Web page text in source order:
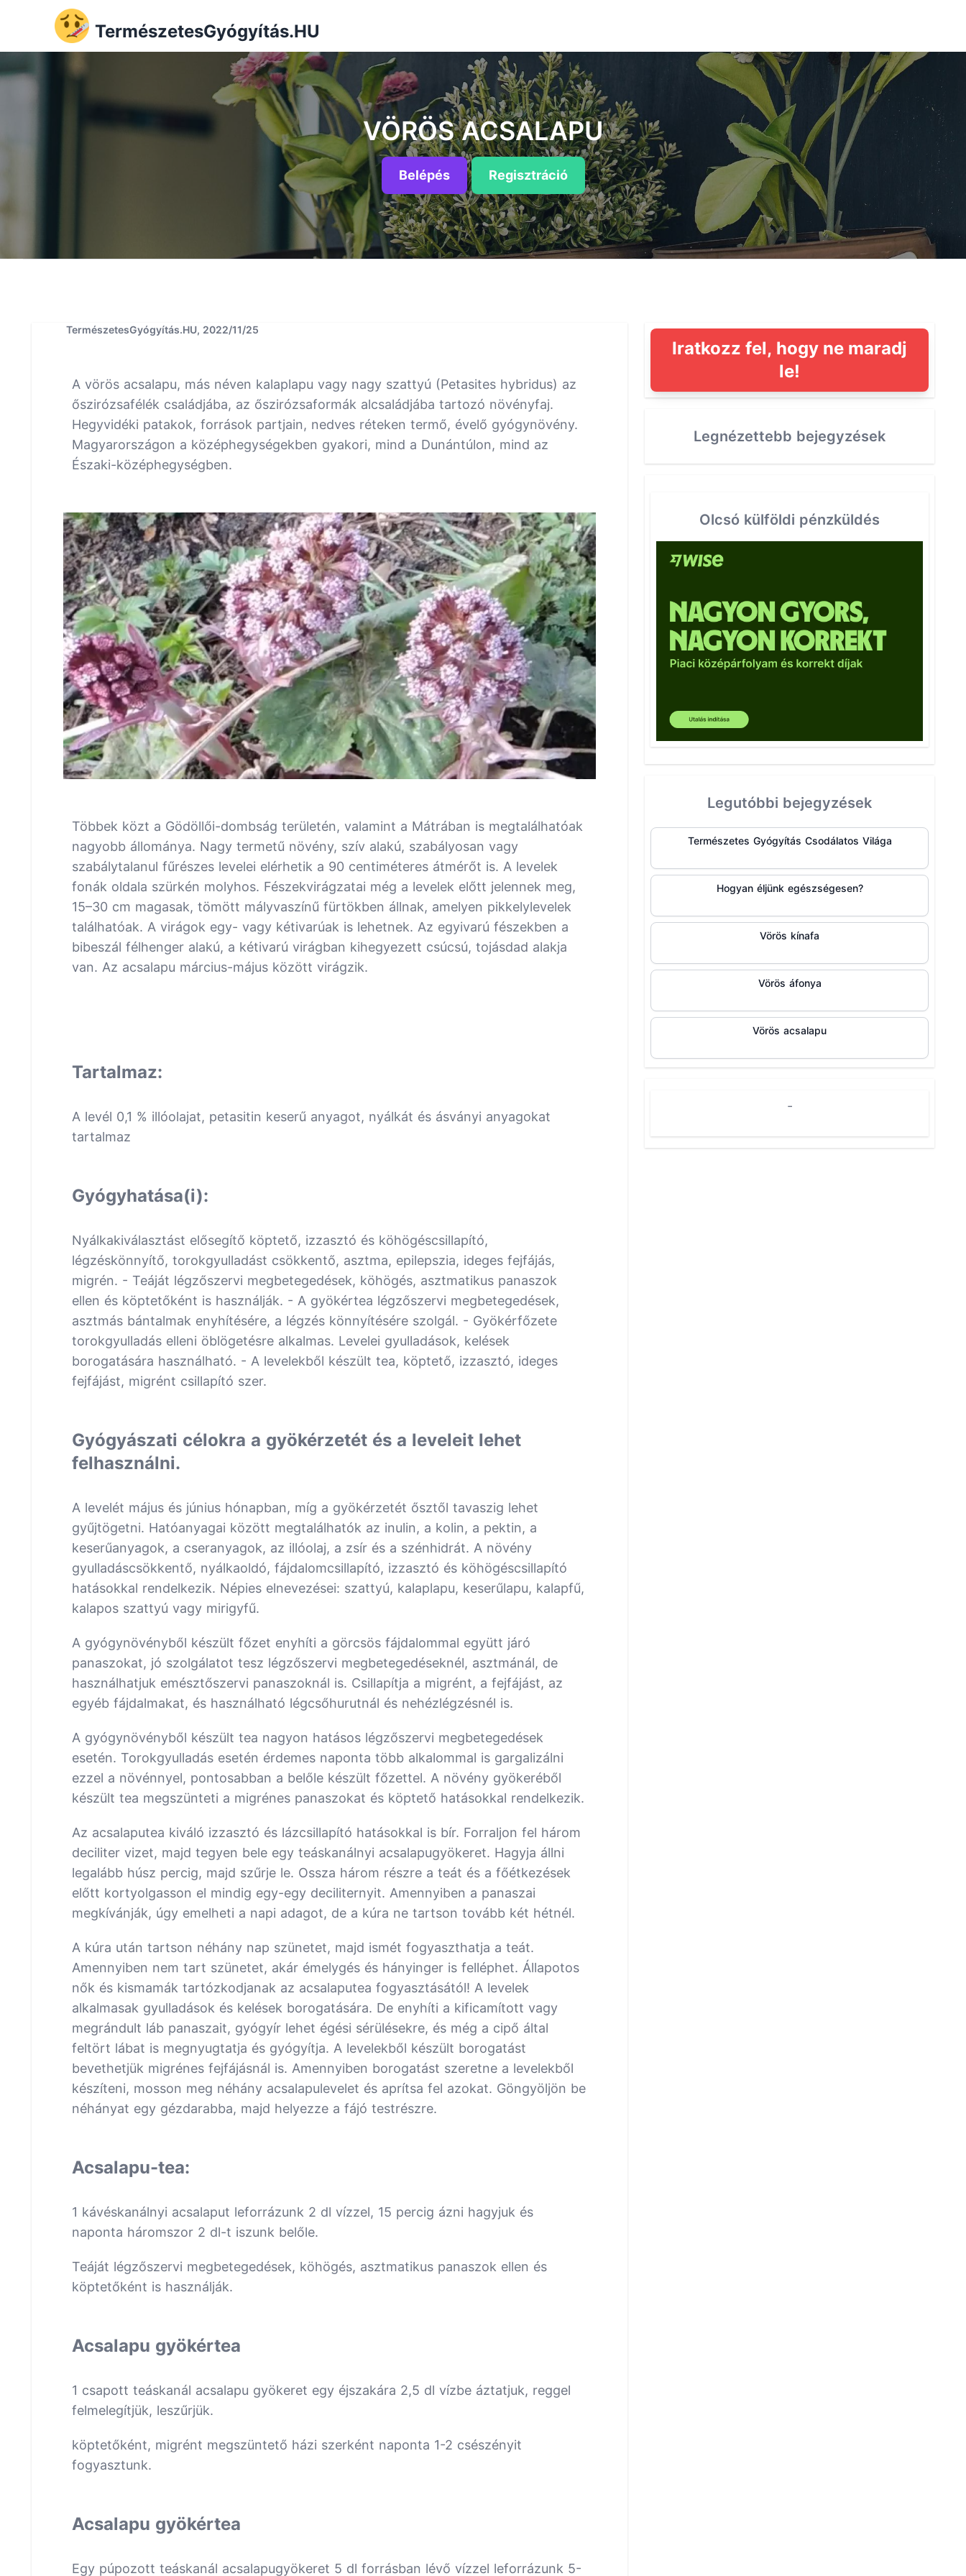
TermészetesGyógyítás.HU
VÖRÖS ACSALAPU
Belépés Regisztráció
TermészetesGyógyítás.HU, 2022/11/25
A vörös acsalapu, más néven kalaplapu vagy nagy szattyú (Petasites hybridus) az
őszirózsafélék családjába, az őszirózsaformák alcsaládjába tartozó növényfaj.
Hegyvidéki patakok, források partjain, nedves réteken termő, évelő gyógynövény.
Magyarországon a középhegységekben gyakori, mind a Dunántúlon, mind az
Északi-középhegységben.
Többek közt a Gödöllői-dombság területén, valamint a Mátrában is megtalálhatóak
nagyobb állománya. Nagy termetű növény, szív alakú, szabályosan vagy
szabálytalanul fűrészes levelei elérhetik a 90 centiméteres átmérőt is. A levelek
fonák oldala szürkén molyhos. Fészekvirágzatai még a levelek előtt jelennek meg,
15–30 cm magasak, tömött mályvaszínű fürtökben állnak, amelyen pikkelylevelek
találhatóak. A virágok egy- vagy kétivarúak is lehetnek. Az egyivarú fészekben a
bibeszál félhenger alakú, a kétivarú virágban kihegyezett csúcsú, tojásdad alakja
van. Az acsalapu március-május között virágzik.
Tartalmaz:
A levél 0,1 % illóolajat, petasitin keserű anyagot, nyálkát és ásványi anyagokat
tartalmaz
Gyógyhatása(i):
Nyálkakiválasztást elősegítő köptető, izzasztó és köhögéscsillapító,
légzéskönnyítő, torokgyulladást csökkentő, asztma, epilepszia, ideges fejfájás,
migrén. - Teáját légzőszervi megbetegedések, köhögés, asztmatikus panaszok
ellen és köptetőként is használják. - A gyökértea légzőszervi megbetegedések,
asztmás bántalmak enyhítésére, a légzés könnyítésére szolgál. - Gyökérfőzete
torokgyulladás elleni öblögetésre alkalmas. Levelei gyulladások, kelések
borogatására használható. - A levelekből készült tea, köptető, izzasztó, ideges
fejfájást, migrént csillapító szer.
Gyógyászati célokra a gyökérzetét és a leveleit lehet
felhasználni.
A levelét május és június hónapban, míg a gyökérzetét ősztől tavaszig lehet
gyűjtögetni. Hatóanyagai között megtalálhatók az inulin, a kolin, a pektin, a
keserűanyagok, a cseranyagok, az illóolaj, a zsír és a szénhidrát. A növény
gyulladáscsökkentő, nyálkaoldó, fájdalomcsillapító, izzasztó és köhögéscsillapító
hatásokkal rendelkezik. Népies elnevezései: szattyú, kalaplapu, keserűlapu, kalapfű,
kalapos szattyú vagy mirigyfű.
A gyógynövényből készült főzet enyhíti a görcsös fájdalommal együtt járó
panaszokat, jó szolgálatot tesz légzőszervi megbetegedéseknél, asztmánál, de
használhatjuk emésztőszervi panaszoknál is. Csillapítja a migrént, a fejfájást, az
egyéb fájdalmakat, és használható légcsőhurutnál és nehézlégzésnél is.
A gyógynövényből készült tea nagyon hatásos légzőszervi megbetegedések
esetén. Torokgyulladás esetén érdemes naponta több alkalommal is gargalizálni
ezzel a növénnyel, pontosabban a belőle készült főzettel. A növény gyökeréből
készült tea megszünteti a migrénes panaszokat és köptető hatásokkal rendelkezik.
Az acsalaputea kiváló izzasztó és lázcsillapító hatásokkal is bír. Forraljon fel három
deciliter vizet, majd tegyen bele egy teáskanálnyi acsalapugyökeret. Hagyja állni
legalább húsz percig, majd szűrje le. Ossza három részre a teát és a főétkezések
előtt kortyolgasson el mindig egy-egy deciliternyit. Amennyiben a panaszai
megkívánják, úgy emelheti a napi adagot, de a kúra ne tartson tovább két hétnél.
A kúra után tartson néhány nap szünetet, majd ismét fogyaszthatja a teát.
Amennyiben nem tart szünetet, akár émelygés és hányinger is felléphet. Állapotos
nők és kismamák tartózkodjanak az acsalaputea fogyasztásától! A levelek
alkalmasak gyulladások és kelések borogatására. De enyhíti a kificamított vagy
megrándult láb panaszait, gyógyír lehet égési sérülésekre, és még a cipő által
feltört lábat is megnyugtatja és gyógyítja. A levelekből készült borogatást
bevethetjük migrénes fejfájásnál is. Amennyiben borogatást szeretne a levelekből
készíteni, mosson meg néhány acsalapulevelet és aprítsa fel azokat. Göngyöljön be
néhányat egy gézdarabba, majd helyezze a fájó testrészre.
Acsalapu-tea:
1 kávéskanálnyi acsalaput leforrázunk 2 dl vízzel, 15 percig ázni hagyjuk és
naponta háromszor 2 dl-t iszunk belőle.
Teáját légzőszervi megbetegedések, köhögés, asztmatikus panaszok ellen és
köptetőként is használják.
Acsalapu gyökértea
1 csapott teáskanál acsalapu gyökeret egy éjszakára 2,5 dl vízbe áztatjuk, reggel
felmelegítjük, leszűrjük.
köptetőként, migrént megszüntető házi szerként naponta 1-2 csészényit
fogyasztunk.
Acsalapu gyökértea
Egy púpozott teáskanál acsalapugyökeret 5 dl forrásban lévő vízzel leforrázunk 5-
Iratkozz fel, hogy ne maradj
le!
Legnézettebb bejegyzések
Olcsó külföldi pénzküldés
Legutóbbi bejegyzések
Természetes Gyógyítás Csodálatos Világa
Hogyan éljünk egészségesen?
Vörös kínafa
Vörös áfonya
Vörös acsalapu
-